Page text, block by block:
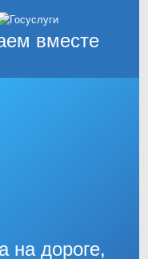
вместе
на дороге,